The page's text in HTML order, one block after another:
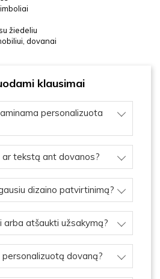
žiedeliu
dovanai
klausimai
personalizuota
tekstą ant dovanos?
dizaino patvirtinimą?
arba atšaukti užsakymą?
dovaną?